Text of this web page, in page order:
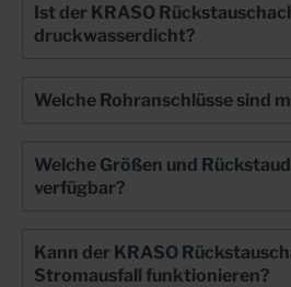
Ist der KRASO
druckwasserdicht?
Welche Rohranschlüsse sind
Welche Größen und
verfügbar?
Kann der KRASO
Stromausfall funktionieren?